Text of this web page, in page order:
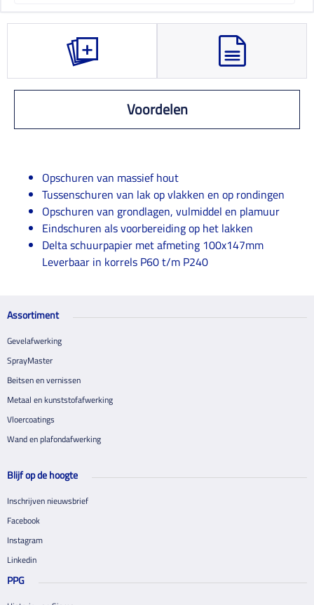
Voordelen
Opschuren van massief hout
Tussenschuren van lak op vlakken en op rondingen
Opschuren van grondlagen, vulmiddel en plamuur
Eindschuren als voorbereiding op het lakken
Delta schuurpapier met afmeting 100x147mm
Leverbaar in korrels P60 t/m P240
Assortiment
Gevelafwerking
SprayMaster
Beitsen en vernissen
Metaal en kunststofafwerking
Vloercoatings
Wand en plafondafwerking
Blijf op de hoogte
Inschrijven nieuwsbrief
Facebook
Instagram
Linkedin
PPG